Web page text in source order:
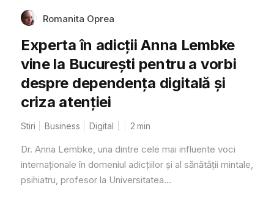
Romanita Oprea
Experta în adicții Anna Lembke
vine la București pentru a vorbi
despre dependența digitală și
criza atenției
Stiri Business Digital 2 min
Dr. Anna Lembke, una dintre cele mai influente voci
internaționale în domeniul adicțiilor și al sănătății mintale,
psihiatru, profesor la Universitatea...